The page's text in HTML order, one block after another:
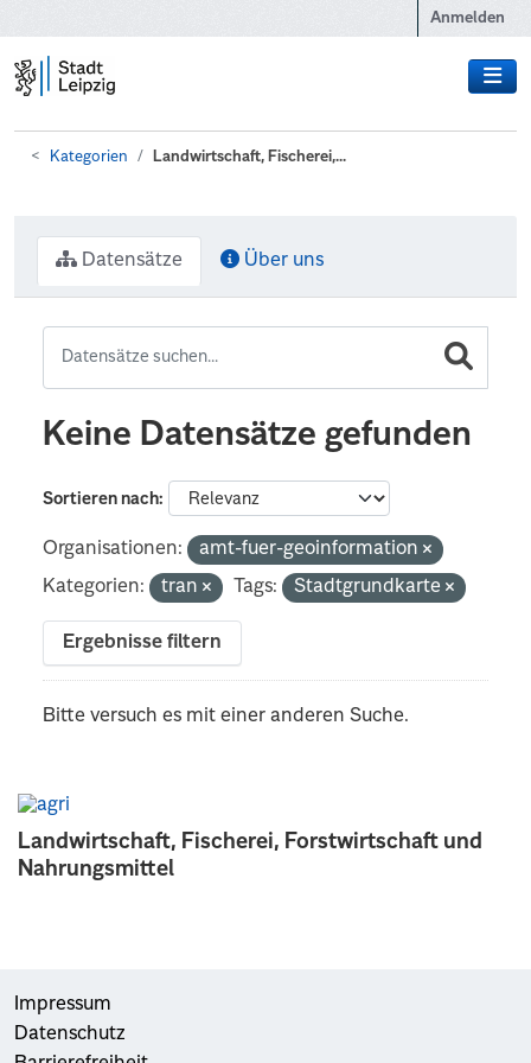
Anmelden
Kategorien Landwirtschaft, Fischerei,...
Landwirtschaft, Fischerei, Forstwirtschaft und
Nahrungsmittel
Datensätze Über uns
Keine Datensätze gefunden
Sortieren nach
Organisationen:
amt-fuer-geoinformation
Kategorien:
tran Tags: Stadtgrundkarte
Ergebnisse filtern
Bitte versuch es mit einer anderen Suche.
Impressum
Datenschutz